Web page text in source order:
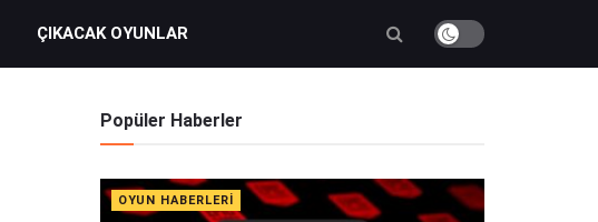
ÇIKACAK OYUNLAR
Popüler Haberler
OYUN HABERLERI